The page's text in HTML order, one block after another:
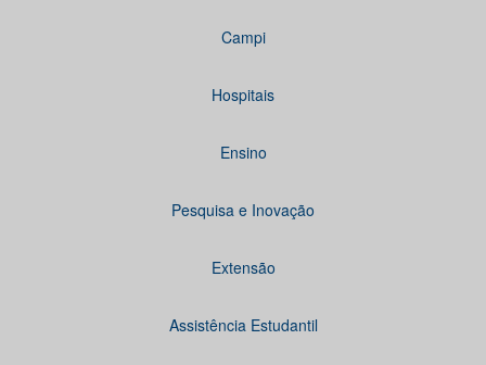
Campi
Hospitais
Ensino
Pesquisa e Inovação
Extensão
Assistência Estudantil